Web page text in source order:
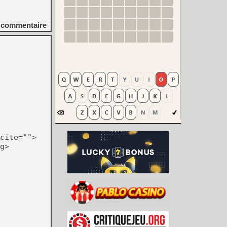
commentaire